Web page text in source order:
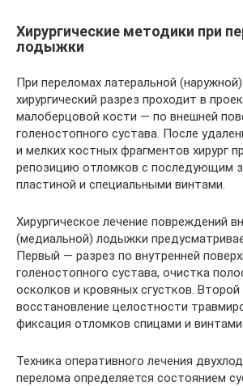
Хирургические методики при
лодыжки
При переломах латеральной
хирургический разрез проходит в
малоберцовой кости — по внешней
голеностопного сустава. После
и мелких костных фрагментов хирург
репозицию отломков с последующим
пластиной и специальными винтами.
Хирургическое лечение повреждений
(медиальной) лодыжки
Первый — разрез по внутренней
голеностопного сустава, очистка
осколков и кровяных сгустков.
восстановление целостности
фиксация отломков спицами и винтами.
Техника оперативного лечения
перелома определяется состоянием